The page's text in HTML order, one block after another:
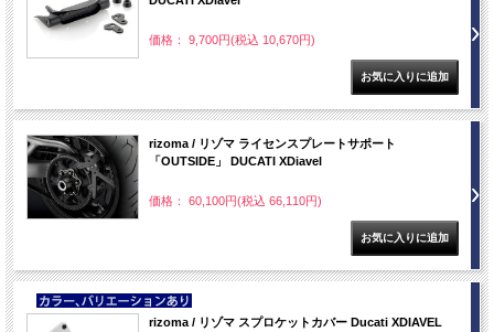
価格： 9,700円(税込 10,670円)
rizoma / リゾマ ライセンスプレートサポート
「OUTSIDE」 DUCATI XDiavel
価格： 60,100円(税込 66,110円)
NEW
rizoma / リゾマ スプロケットカバー Ducati XDIAVEL